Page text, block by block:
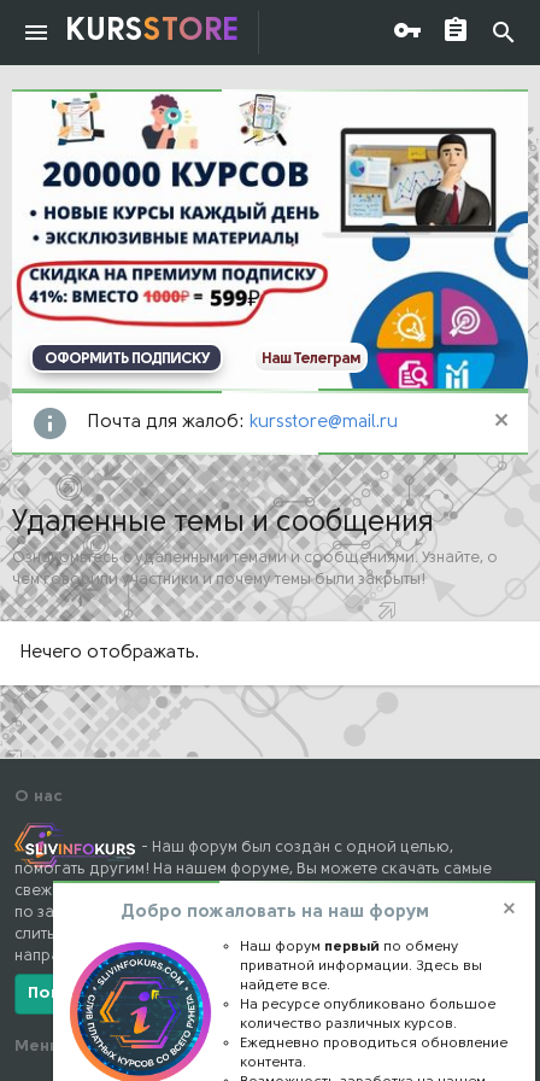
KURSSTORE
ОФОРМИТЬ ПОДПИСКУ Наш Телеграм
Почта для жалоб: kursstore@mail.ru
Удаленные темы и сообщения
Ознакомьтесь с удаленными темами и сообщениями. Узнайте, о
чем говорили участники и почему темы были закрыты!
Нечего отображать.
О нас
- Наш форум был создан с одной целью,
помогать другим! На нашем форуме, Вы можете скачать самые
свежие и популярные курсы, книги, тренинги и вебинары, схемы
по заработку, различные мануалы и готовые кейсы, а так же
слитые складчины с торрент ресурсов, по самым разным
направлениям бесплатно!
Показать/скрыть больше
Меню форума Наши контакты
Добро пожаловать на наш форум
Наш форум первый по обмену
приватной информации. Здесь вы
найдете все.
На ресурсе опубликовано большое
количество различных курсов.
Ежедневно проводиться обновление
контента.